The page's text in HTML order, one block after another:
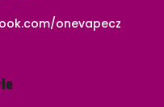
onevapecz